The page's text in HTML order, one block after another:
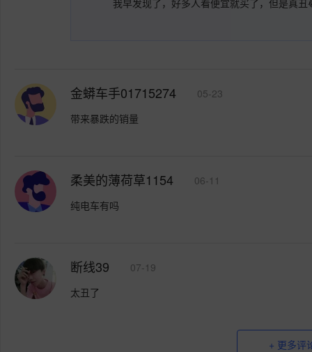
金蟒车手01715274
05-23
带来暴跌的销量
柔美的薄荷草1154
06-11
纯电车有吗
断线39
07-19
太丑了
+ 更多评